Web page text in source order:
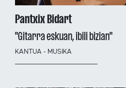
Pantxix Bidart
"Gitarra eskuan, ibili bizian"
KANTUA - MUSIKA